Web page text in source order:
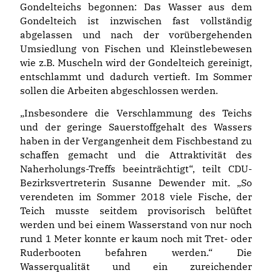
Gondelteichs begonnen: Das Wasser aus dem
Gondelteich ist inzwischen fast vollständig
abgelassen und nach der vorübergehenden
Umsiedlung von Fischen und Kleinstlebewesen
wie z.B. Muscheln wird der Gondelteich gereinigt,
entschlammt und dadurch vertieft. Im Sommer
sollen die Arbeiten abgeschlossen werden.
Insbesondere die Verschlammung des Teichs
und der geringe Sauerstoffgehalt des Wassers
haben in der Vergangenheit dem Fischbestand zu
schaffen gemacht und die Attraktivität des
Naherholungs-Treffs beeinträchtigt“, teilt CDU-
Bezirksvertreterin Susanne Dewender mit. „So
verendeten im Sommer 2018 viele Fische, der
Teich musste seitdem provisorisch belüftet
werden und bei einem Wasserstand von nur noch
rund 1 Meter konnte er kaum noch mit Tret- oder
Ruderbooten befahren werden.“ Die
Wasserqualität und ein zureichender